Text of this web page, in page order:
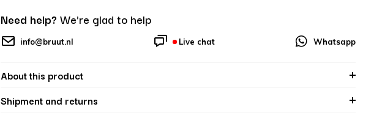
Need help? We're glad to help
info@bruut.nl Live chat Whatsapp
About this product
Shipment and returns